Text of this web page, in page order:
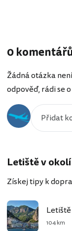
0
Žádná otázka
odpověď, rádi se
Letiště v okolí
Získej tipy k
104 km